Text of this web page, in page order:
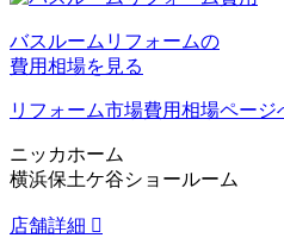
バスルームリフォームの
費用相場を見る
リフォーム市場費用相場ページ
ニッカホーム
横浜保土ケ谷ショールーム
店舗詳細